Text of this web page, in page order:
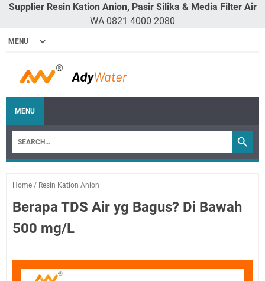
Supplier Resin Kation Anion, Pasir Silika & Media Filter Air
WA 0821 4000 2080
MENU
Home / Resin Kation Anion
Berapa TDS Air yg Bagus? Di Bawah
500 mg/L